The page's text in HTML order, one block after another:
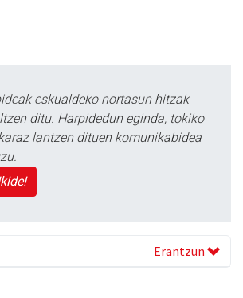
eskualdeko nortasun hitzak
ditu. Harpidedun eginda, tokiko
lantzen dituen komunikabidea
Erantzun